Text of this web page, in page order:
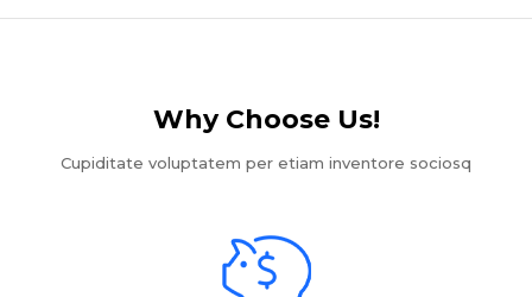
Why Choose Us!​
Cupiditate voluptatem per etiam inventore sociosq